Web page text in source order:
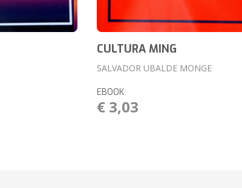
CULTURA MING
SALVADOR UBALDE MONGE
EBOOK
€ 3,03